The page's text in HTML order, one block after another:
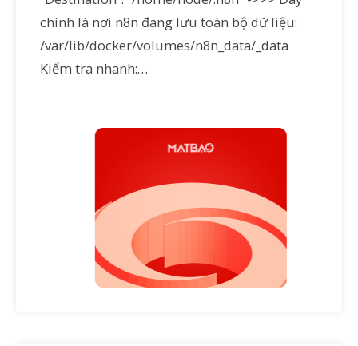
chính là nơi n8n đang lưu toàn bộ dữ liệu:
/var/lib/docker/volumes/n8n_data/_data
Kiểm tra nhanh:…